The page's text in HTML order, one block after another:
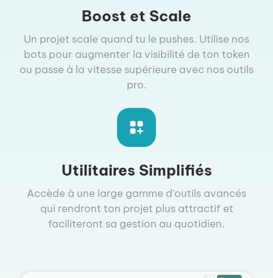
Boost et Scale
Un projet scale quand tu le pushes. Utilise nos
bots pour augmenter la visibilité de ton token
ou passe à la vitesse supérieure avec nos outils
pro.
Utilitaires Simplifiés
Accède à une large gamme d'outils avancés
qui rendront ton projet plus attractif et
faciliteront sa gestion au quotidien.